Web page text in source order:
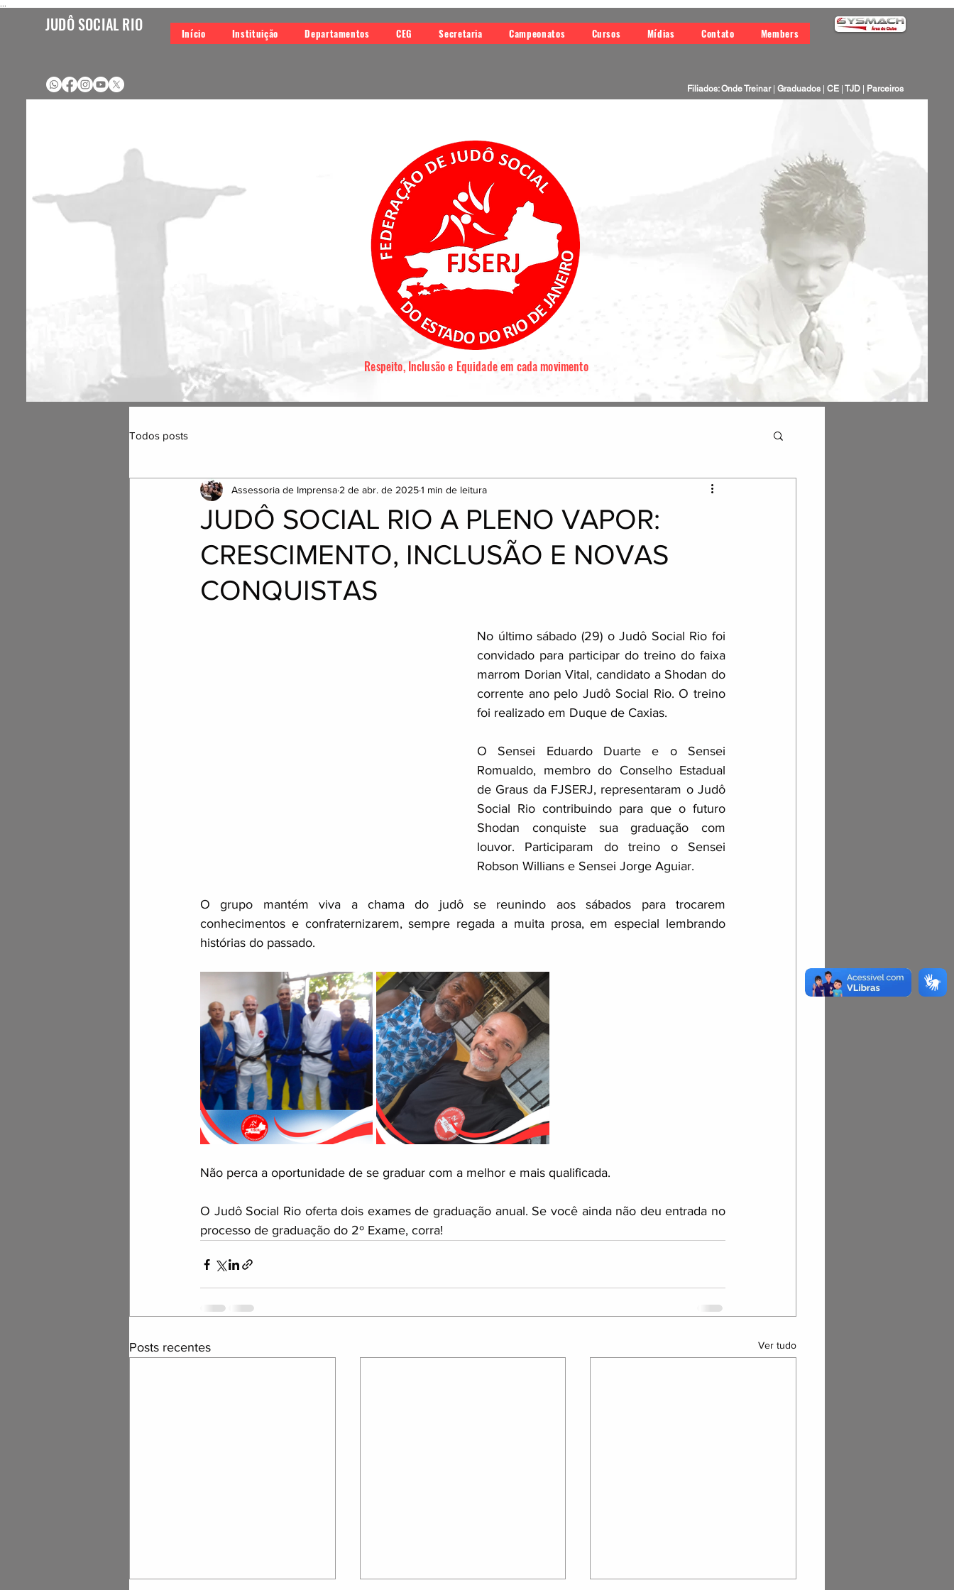
JUDÔ SOCIAL RIO Início Instituição Departamentos CEG Secretaria Campeonatos Cursos Mídias Contato Members
Filiados: Onde Treinar| Graduados CE TJD Parceiros
Respeito, Inclusão e Equidade em cada movimento
Todos posts
JUDÔ SOCIAL RIO A PLENO VAPOR:
CRESCIMENTO, INCLUSÃO E NOVAS
CONQUISTAS
Assessoria de Imprensa 2 de abr. de 20251 min de leitura
No último sábado (29) o Judô Social Rio foi
convidado para participar do treino do faixa
marrom Dorian Vital, candidato a Shodan do
corrente ano pelo Judô Social Rio. O treino
foi realizado em Duque de Caxias.
O Sensei Eduardo Duarte e o Sensei
Romualdo, membro do Conselho Estadual
de Graus da FJSERJ, representaram o Judô
Social Rio contribuindo para que o futuro
Shodan conquiste sua graduação com
louvor. Participaram do treino o Sensei
Robson Willians e Sensei Jorge Aguiar.
O grupo mantém viva a chama do judô se reunindo aos sábados para trocarem
conhecimentos e confraternizarem, sempre regada a muita prosa, em especial lembrando
histórias do passado.
Não perca a oportunidade de se graduar com a melhor e mais qualificada.
O Judô Social Rio oferta dois exames de graduação anual. Se você ainda não deu entrada no
processo de graduação do 2º Exame, corra!
Posts recentes Ver tudo